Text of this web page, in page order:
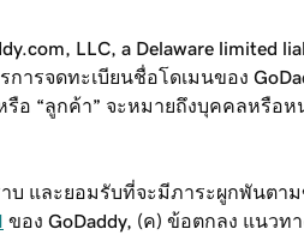
LLC, a Delaware
ารจดทะเบียนชื่อโดเมนของ
หรือ “ลูกค้า” จะหมายถึงบุคคลห
และยอมรับที่จะมีภาระผูกพันตา
ของ GoDaddy, (ค) ข้อตกลง แนว